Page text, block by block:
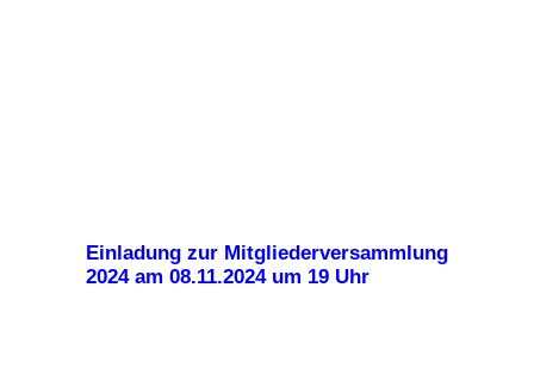
Einladung zur Mitgliederversammlung
2024 am 08.11.2024 um 19 Uhr